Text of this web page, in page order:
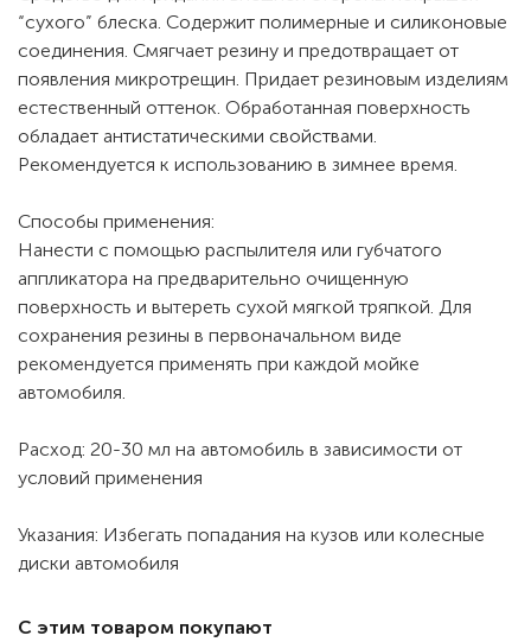
“cухого” блеска. Содержит полимерные и силиконовые
соединения. Смягчает резину и предотвращает от
появления микротрещин. Придает резиновым изделиям
естественный оттенок. Обработанная поверхность
обладает антистатическими свойствами.
Рекомендуется к использованию в зимнее время.
Способы применения:
Нанести с помощью распылителя или губчатого
аппликатора на предварительно очищенную
поверхность и вытереть сухой мягкой тряпкой. Для
сохранения резины в первоначальном виде
рекомендуется применять при каждой мойке
автомобиля.
Расход: 20-30 мл на автомобиль в зависимости от
условий применения
Указания: Избегать попадания на кузов или колесные
диски автомобиля
С этим товаром покупают